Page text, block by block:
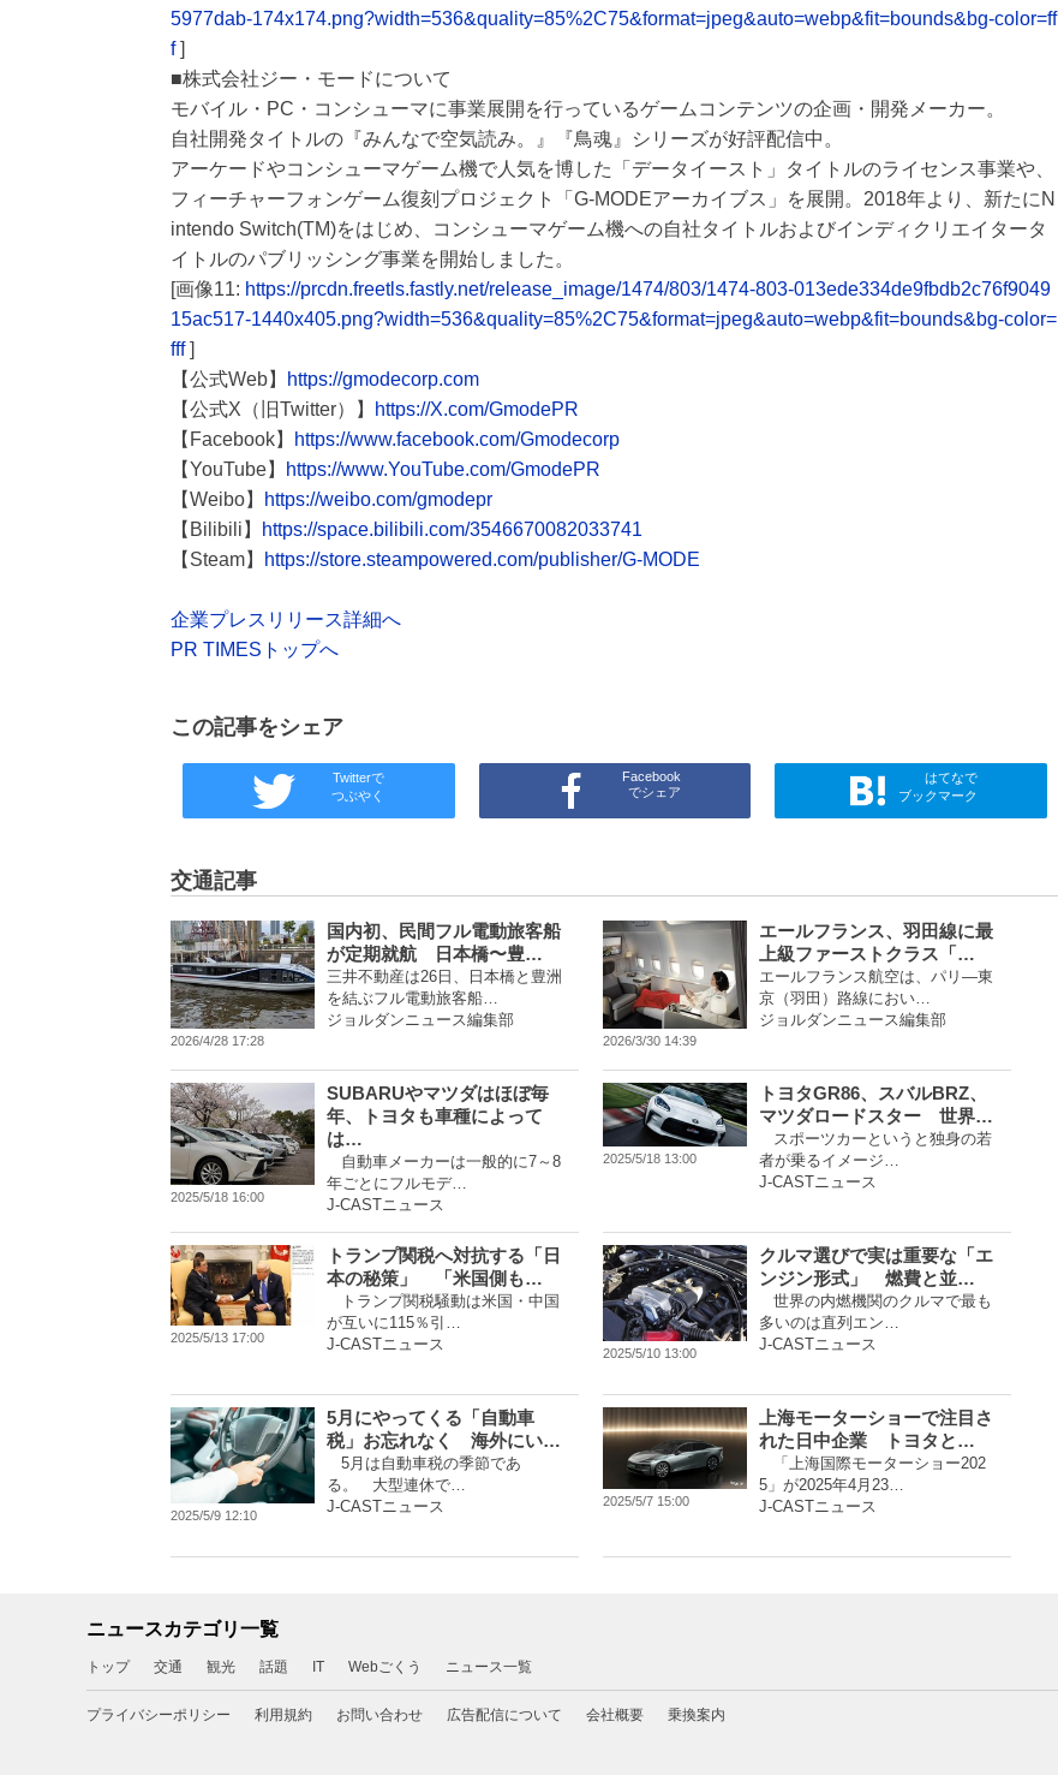
5977dab-174x174.png?width=536&quality=85%2C75&format=jpeg&auto=webp&fit=bounds&bg-color=ff
f]
■株式会社ジー・モードについて
モバイル・PC・コンシューマに事業展開を行っているゲームコンテンツの企画・開発メーカー。
自社開発タイトルの『みんなで空気読み。』『鳥魂』シリーズが好評配信中。
アーケードやコンシューマゲーム機で人気を博した「データイースト」タイトルのライセンス事業や、
フィーチャーフォンゲーム復刻プロジェクト「G-MODEアーカイブス」を展開。2018年より、新たにN
intendo Switch(TM)をはじめ、コンシューマゲーム機への自社タイトルおよびインディクリエイタータ
イトルのパブリッシング事業を開始しました。
[画像11: https://prcdn.freetls.fastly.net/release_image/1474/803/1474-803-013ede334de9fbdb2c76f9049
15ac517-1440x405.png?width=536&quality=85%2C75&format=jpeg&auto=webp&fit=bounds&bg-color=
fff]
【公式Web】
https://gmodecorp.com
【公式X（旧Twitter）】
https://X.com/GmodePR
【Facebook】
https://www.facebook.com/Gmodecorp
【YouTube】
https://www.YouTube.com/GmodePR
【Weibo】
https://weibo.com/gmodepr
【Bilibili】
https://space.bilibili.com/3546670082033741
【Steam】
https://store.steampowered.com/publisher/G-MODE
企業プレスリリース詳細へ
PR TIMESトップへ
この記事をシェア
Twitterで
つぶやく
Facebook
でシェア
はてなで
ブックマーク
交通記事
2026/4/28 17:28
国内初、民間フル電動旅客船
が定期就航 日本橋〜豊…
三井不動産は26日、日本橋と豊洲
を結ぶフル電動旅客船…
ジョルダンニュース編集部
2026/3/30 14:39
エールフランス、羽田線に最
上級ファーストクラス「…
エールフランス航空は、パリ―東
京（羽田）路線におい…
ジョルダンニュース編集部
2025/5/18 16:00
SUBARUやマツダはほぼ毎
年、トヨタも車種によって
は…
自動車メーカーは一般的に7～8
年ごとにフルモデ…
J-CASTニュース
2025/5/18 13:00
トヨタGR86、スバルBRZ、
マツダロードスター 世界…
スポーツカーというと独身の若
者が乗るイメージ…
J-CASTニュース
2025/5/13 17:00
トランプ関税へ対抗する「日
本の秘策」 「米国側も…
トランプ関税騒動は米国・中国
が互いに115％引…
J-CASTニュース
2025/5/10 13:00
クルマ選びで実は重要な「エ
ンジン形式」 燃費と並…
世界の内燃機関のクルマで最も
多いのは直列エン…
J-CASTニュース
2025/5/9 12:10
5月にやってくる「自動車
税」お忘れなく 海外にい…
5月は自動車税の季節であ
る。 大型連休で…
J-CASTニュース
2025/5/7 15:00
上海モーターショーで注目さ
れた日中企業 トヨタと…
「上海国際モーターショー202
5」が2025年4月23…
J-CASTニュース
ニュースカテゴリ一覧
トップ 交通 観光 話題 IT Webごくう ニュース一覧
プライバシーポリシー 利用規約 お問い合わせ 広告配信について 会社概要 乗換案内